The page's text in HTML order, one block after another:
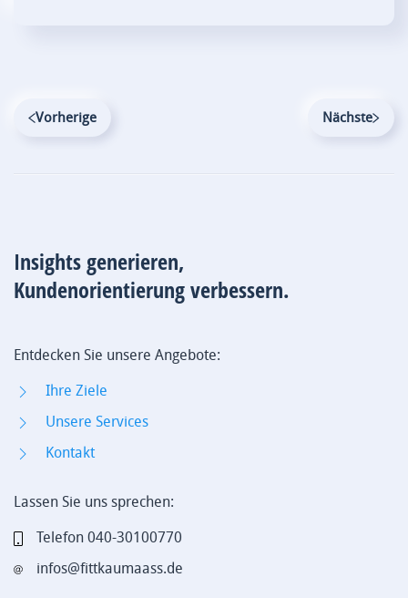
Vorherige Nächste
Insights generieren,
Kundenorientierung verbessern.
Entdecken Sie unsere Angebote:
Ihre Ziele
Unsere Services
Kontakt
Lassen Sie uns sprechen:
Telefon 040-30100770
infos@fittkaumaass.de